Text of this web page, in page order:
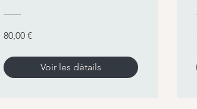
80,00 €
Voir les détails